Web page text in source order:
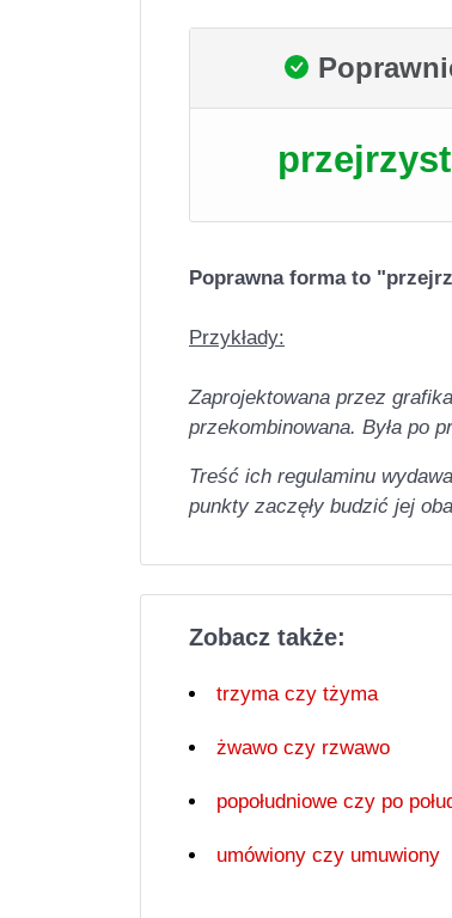
Poprawna forma to
Przykłady:
Zaprojektowana przez
przekombinowana. Była po
Treść ich regulaminu
punkty zaczęły budzić jej
Zobacz także:
trzyma czy tżyma
żwawo czy rzwawo
popołudniowe czy po
umówiony czy umuwiony